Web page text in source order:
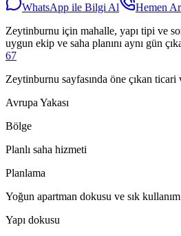
WhatsApp ile Bilgi Al
Hemen
Zeytinburnu için mahalle, yapı tipi ve
uygun ekip ve saha planını aynı gün
67
Zeytinburnu sayfasında öne çıkan ticari
Avrupa Yakası
Bölge
Planlı saha hizmeti
Planlama
Yoğun apartman dokusu ve sık
Yapı dokusu